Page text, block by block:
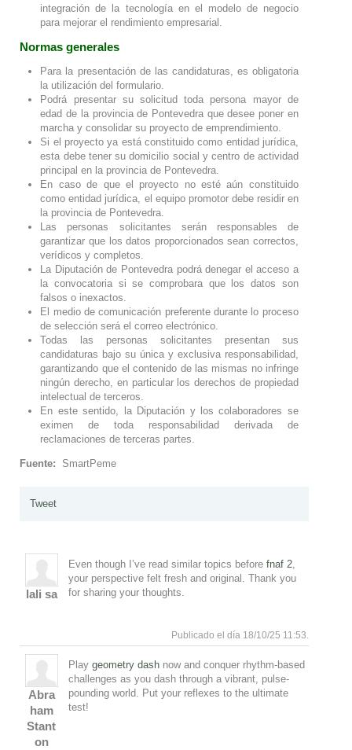
integración de la tecnología en el modelo de negocio
para mejorar el rendimiento empresarial.
Normas generales
Para la presentación de las candidaturas, es obligatoria
la utilización del formulario.
Podrá presentar su solicitud toda persona mayor de
edad de la provincia de Pontevedra que desee poner en
marcha y consolidar su proyecto de emprendimiento.
Si el proyecto ya está constituido como entidad jurídica,
esta debe tener su domicilio social y centro de actividad
principal en la provincia de Pontevedra.
En caso de que el proyecto no esté aún constituido
como entidad jurídica, el equipo promotor debe residir en
la provincia de Pontevedra.
Las personas solicitantes serán responsables de
garantizar que los datos proporcionados sean correctos,
verídicos y completos.
La Diputación de Pontevedra podrá denegar el acceso a
la convocatoria si se comprobara que los datos son
falsos o inexactos.
El medio de comunicación preferente durante lo proceso
de selección será el correo electrónico.
Todas las personas solicitantes presentan sus
candidaturas bajo su única y exclusiva responsabilidad,
garantizando que el contenido de las mismas no infringe
ningún derecho, en particular los derechos de propiedad
intelectual de terceros.
En este sentido, la Diputación y los colaboradores se
eximen de toda responsabilidad derivada de
reclamaciones de terceras partes.
Fuente: SmartPeme
Tweet
lali sa
Even though I’ve read similar topics before fnaf 2,
your perspective felt fresh and original. Thank you
for sharing your thoughts.
Publicado el día 18/10/25 11:53.
Abra
ham
Stant
on
Play geometry dashnow and conquer rhythm-based
challenges as you dash through a vibrant, pulse-
pounding world. Put your reflexes to the ultimate
test!